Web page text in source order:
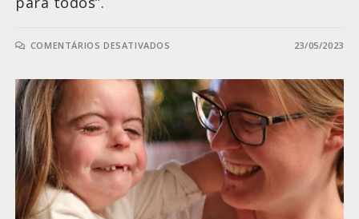
COMENTÁRIOS DESATIVADOS 23/05/2023